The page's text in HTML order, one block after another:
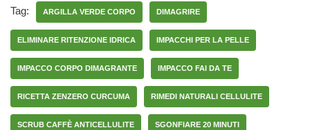
Tag: ARGILLA VERDE CORPO DIMAGRIRE
ELIMINARE RITENZIONE IDRICA IMPACCHI PER LA PELLE
IMPACCO CORPO DIMAGRANTE IMPACCO FAI DA TE
RICETTA ZENZERO CURCUMA RIMEDI NATURALI CELLULITE
SCRUB CAFFÈ ANTICELLULITE SGONFIARE 20 MINUTI